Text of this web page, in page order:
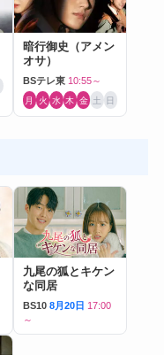
暗行御史（アメン
オサ）
BSテレ東 10:55～
月 火 水 木 金 土 日
九尾の狐とキケン
な同居
BS10 8月20日 17:00
～